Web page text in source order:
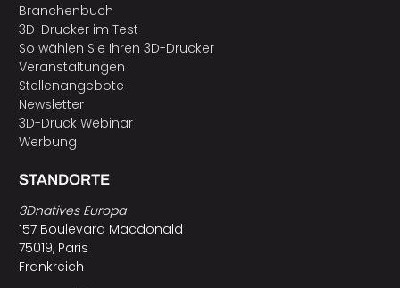
Branchenbuch
3D-Drucker im Test
So wählen Sie Ihren 3D-Drucker
Veranstaltungen
Stellenangebote
Newsletter
3D-Druck Webinar
Werbung
STANDORTE
3Dnatives Europa
157 Boulevard Macdonald
75019, Paris
Frankreich